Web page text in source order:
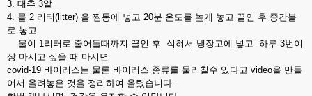
3. 대추 3알
4. 물 2 리터(litter) 을 찜통에 넣고 20분 온도를 높게 놓고 끌인 후 중간불
로 놓고
물이 1리터로 줄어들때까지 끌인 후 식혀서 냉장고에 넣고 하루 3번이
상 마시고 싶을 때 마시면
covid-19 바이러스는 물론 바이러스 종류를 물리칠수 있다고 video을 만들
어서 올려놓은 것을 정리하여 올렸습니다.